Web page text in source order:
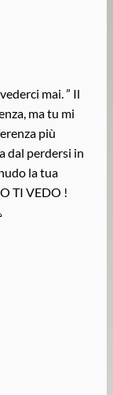
mai. ” Il
ma tu mi
più
dal perdersi in
la tua
TI VEDO !